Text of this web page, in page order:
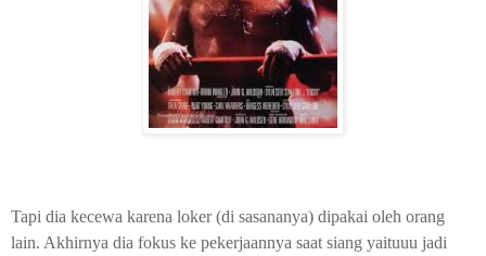
Tapi dia kecewa karena loker (di sasananya) dipakai oleh orang
lain. Akhirnya dia fokus ke pekerjaannya saat siang yaituuu jadi